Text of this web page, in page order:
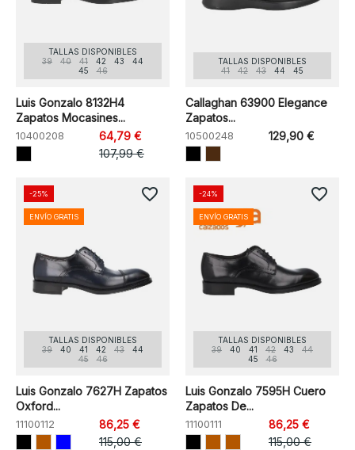
TALLAS DISPONIBLES
39
40 41 42 43
44
45
46
Luis Gonzalo 8132H4
Zapatos Mocasines...
10400208
64,79 €
107,99 €
TALLAS DISPONIBLES
41
42 43 44 45
Callaghan 63900 Elegance
Zapatos...
10500248 129,90 €
TALLAS DISPONIBLES
39
40 41 42 43
44
45
46
Luis Gonzalo 7627H Zapatos
Oxford...
11100112
86,25 €
115,00 €
-25%
ENVÍO GRATIS
favorite_border
TALLAS DISPONIBLES
39
40 41 42 43
44
45
46
Luis Gonzalo 7595H Cuero
Zapatos De...
11100111
86,25 €
115,00 €
-24%
ENVÍO GRATIS
favorite_border